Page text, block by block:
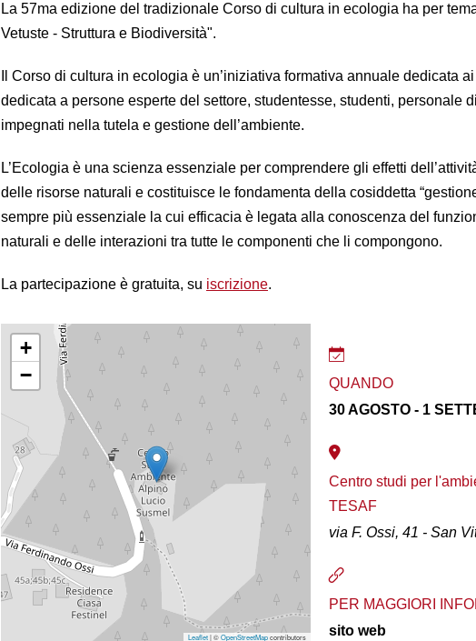
La 57ma edizione del tradizionale Corso di cultura in ecologia ha per
Vetuste - Struttura e Biodiversità".
Il Corso di cultura in ecologia è un’iniziativa formativa annuale dedicata
dedicata a persone esperte del settore, studentesse, studenti, personale
impegnati nella tutela e gestione dell’ambiente.
L’Ecologia è una scienza essenziale per comprendere gli effetti
delle risorse naturali e costituisce le fondamenta della cosiddetta
sempre più essenziale la cui efficacia è legata alla conoscenza del
naturali e delle interazioni tra tutte le componenti che li compongono.
La partecipazione è gratuita, su iscrizione.
+
−
Leaflet| ©OpenStreetMapcontributors
QUANDO
30 AGOSTO - 1
Centro studi per
TESAF
via F. Ossi, 41 - San
PER MAGGIORI
sito web